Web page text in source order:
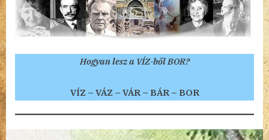
Hogyan lesz a VÍZ-ből BOR?
VÍZ – VÁZ – VÁR – BÁR – BOR